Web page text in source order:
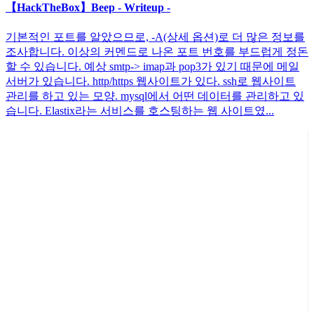
【HackTheBox】Beep - Writeup -
기본적인 포트를 알았으므로, -A(상세 옵션)로 더 많은 정보를
조사합니다. 이상의 커멘드로 나온 포트 번호를 부드럽게 정돈
할 수 있습니다. 예상 smtp-> imap과 pop3가 있기 때문에 메일
서버가 있습니다. http/https 웹사이트가 있다. ssh로 웹사이트
관리를 하고 있는 모양. mysql에서 어떤 데이터를 관리하고 있
습니다. Elastix라는 서비스를 호스팅하는 웹 사이트였...